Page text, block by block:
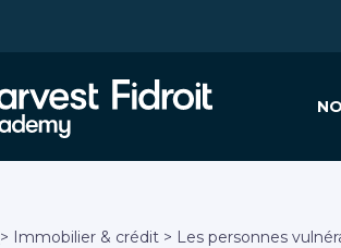
> Immobilier & crédit > Les personnes